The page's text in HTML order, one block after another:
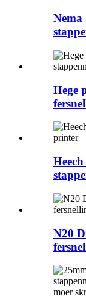
Nema
Hege
N20